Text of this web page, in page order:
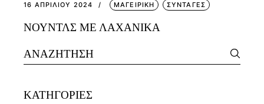
16 ΑΠΡΙΛΊΟΥ 2024 ΜΑΓΕΙΡΙΚΗ ΣΥΝΤΑΓΕΣ
ΝΟΥΝΤΛΣ ΜΕ ΛΑΧΑΝΙΚΑ
Search
for:
KΑΤΗΓΟΡΊΕΣ